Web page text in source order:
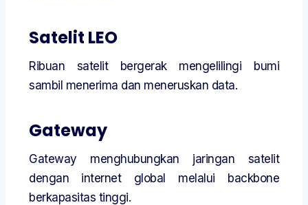
Satelit LEO
Ribuan satelit bergerak mengelilingi bumi
sambil menerima dan meneruskan data.
Gateway
Gateway menghubungkan jaringan satelit
dengan internet global melalui backbone
berkapasitas tinggi.